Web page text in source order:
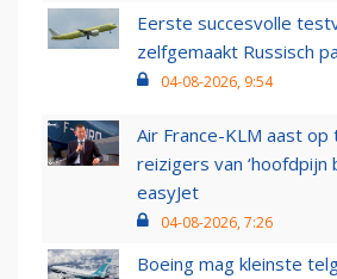
Eerste succesvolle
zelfgemaakt Russisch
04-08-2026, 9:54
Air France-KLM aast op
reizigers van ‘hoofdpijn
easyJet
04-08-2026, 7:26
Boeing mag kleinste